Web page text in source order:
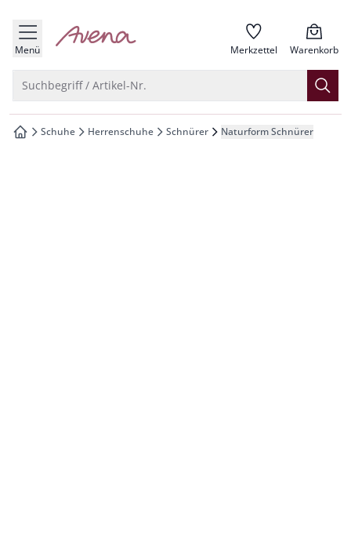
springen
springen
springen
springen
Menü zur Startseite Merkzettel Warenkorb
Suchbegriff / Artikel-Nr.
zur Startseite
Schuhe Herrenschuhe Schnürer Naturform Schnürer